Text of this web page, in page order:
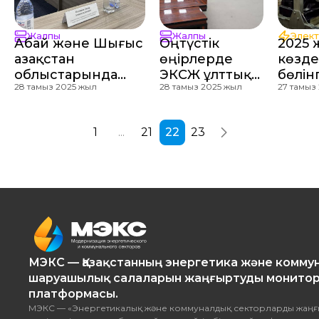
Жалпы
Абай және Шығыс
Қазақстан
облыстарында
энергетика және
жаңғыртудың
28 тамыз 2025 жыл
Жалпы
Оңтүстік
өңірлерде
ЭКСЖ ұлттық
жобасын
жұмыстары
жүргізілді
28 тамыз 2025 жыл
2025
ға
27
1 ... 21 22 23
МЭКС — Қазақстанның энергетика және
шаруашылық салаларын жаңғыртуды
платформасы.
МЭКС — «Энергетикалық және коммуналдық секторларды